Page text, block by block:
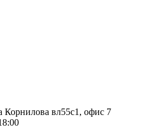
Корнилова вл55с1, офис 7